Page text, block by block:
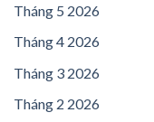
Tháng 5 2026
Tháng 4 2026
Tháng 3 2026
Tháng 2 2026